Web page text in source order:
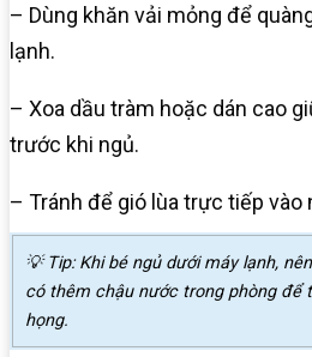
– Dùng khăn vải mỏng để
lạnh.
– Xoa dầu tràm hoặc dán cao
trước khi ngủ.
– Tránh để gió lùa trực tiếp vào
💡 Tip: Khi bé ngủ dưới máy lạnh,
có thêm chậu nước trong phòng để
họng.